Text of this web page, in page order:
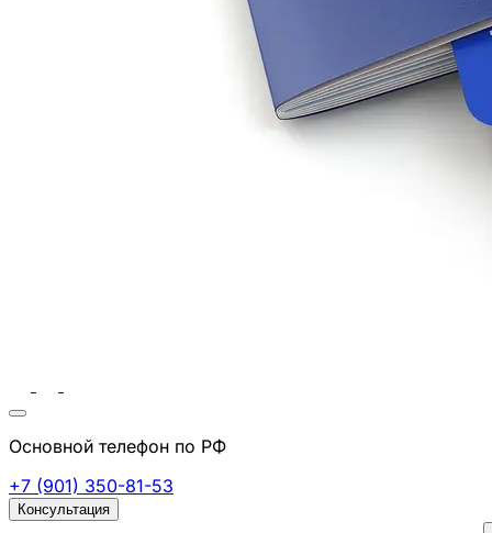
Основной телефон по РФ
+7 (901) 350-81-53
Консультация